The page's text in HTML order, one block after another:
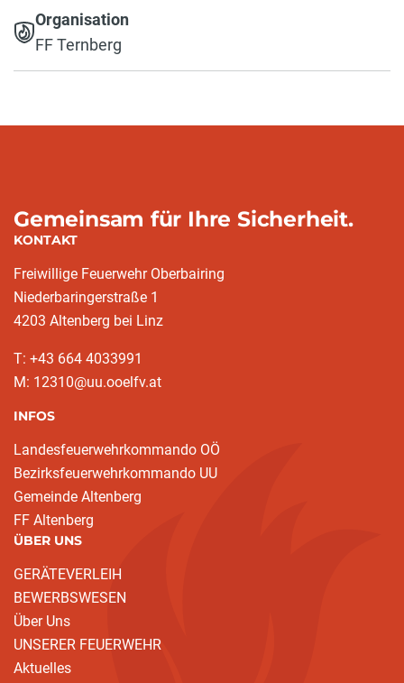
Organisation
FF Ternberg
Gemeinsam für Ihre Sicherheit.
KONTAKT
Freiwillige Feuerwehr Oberbairing
Niederbaringerstraße 1
4203 Altenberg bei Linz
T: +43 664 4033991
M: 12310@uu.ooelfv.at
INFOS
Landesfeuerwehrkommando OÖ
Bezirksfeuerwehrkommando UU
Gemeinde Altenberg
FF Altenberg
ÜBER UNS
GERÄTEVERLEIH
BEWERBSWESEN
Über Uns
UNSERER FEUERWEHR
Aktuelles